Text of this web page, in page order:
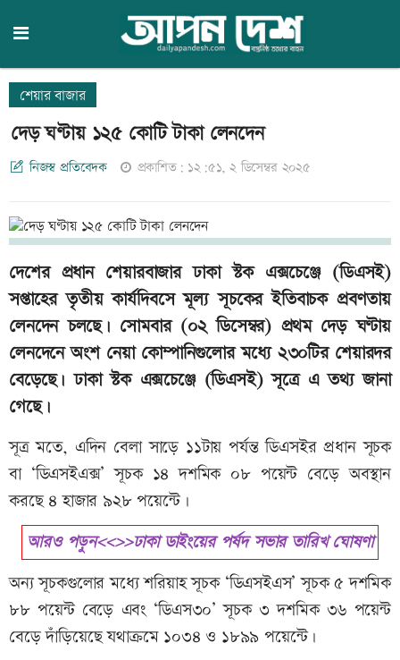
শেয়ার বাজার
দেড় ঘণ্টায় ১২৫ কোটি টাকা লেনদেন
নিজস্ব প্রতিবেদক প্রকাশিত: ১২:৫১, ২ ডিসেম্বর ২০২৫
দেশের প্রধান শেয়ারবাজার ঢাকা স্টক এক্সচেঞ্জে (ডিএসই)
সপ্তাহের তৃতীয় কার্যদিবসে মূল্য সূচকের ইতিবাচক প্রবণতায়
লেনদেন চলছে। সোমবার (০২ ডিসেম্বর) প্রথম দেড় ঘণ্টায়
লেনদেনে অংশ নেয়া কোম্পানিগুলোর মধ্যে ২৩০টির শেয়ারদর
বেড়েছে। ঢাকা স্টক এক্সচেঞ্জে (ডিএসই) সূত্রে এ তথ্য জানা
গেছে।
সূত্র মতে, এদিন বেলা সাড়ে ১১টায় পর্যন্ত ডিএসইর প্রধান সূচক
বা ‘ডিএসইএক্স’ সূচক ১৪ দশমিক ০৮ পয়েন্ট বেড়ে অবস্থান
করছে ৪ হাজার ৯২৮ পয়েন্টে।
আরও পড়ুন<<>>ঢাকা ডাইংয়ের পর্ষদ সভার তারিখ ঘোষণা
অন্য সূচকগুলোর মধ্যে শরিয়াহ সূচক ‘ডিএসইএস’ সূচক ৫ দশমিক
৮৮ পয়েন্ট বেড়ে এবং ‘ডিএস৩০’ সূচক ৩ দশমিক ৩৬ পয়েন্ট
বেড়ে দাঁড়িয়েছে যথাক্রমে ১০৩৪ ও ১৮৯৯ পয়েন্টে।